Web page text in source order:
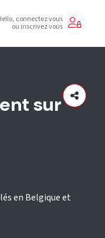
connectez vous
ou inscrivez vous
sur
en Belgique et